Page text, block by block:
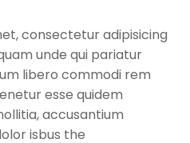
consectetur adipisicing
unde qui pariatur
libero commodi rem
esse quidem
accusantium
isbus the